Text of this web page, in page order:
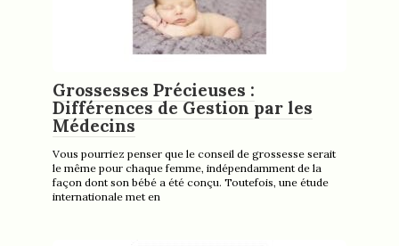
Grossesses Précieuses :
Différences de Gestion par les
Médecins
Vous pourriez penser que le conseil de grossesse serait
le même pour chaque femme, indépendamment de la
façon dont son bébé a été conçu. Toutefois, une étude
internationale met en